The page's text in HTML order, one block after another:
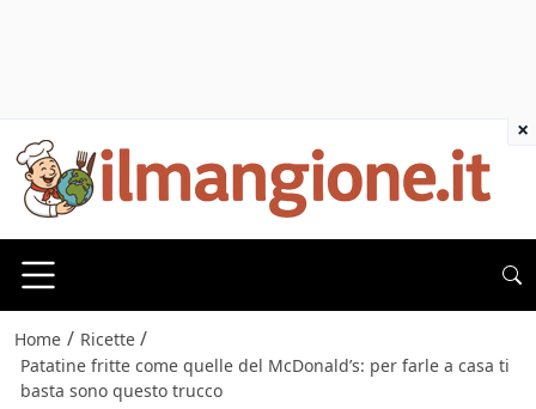
Home / Ricette /
Patatine fritte come quelle del McDonald’s: per farle a casa ti
basta sono questo trucco
×